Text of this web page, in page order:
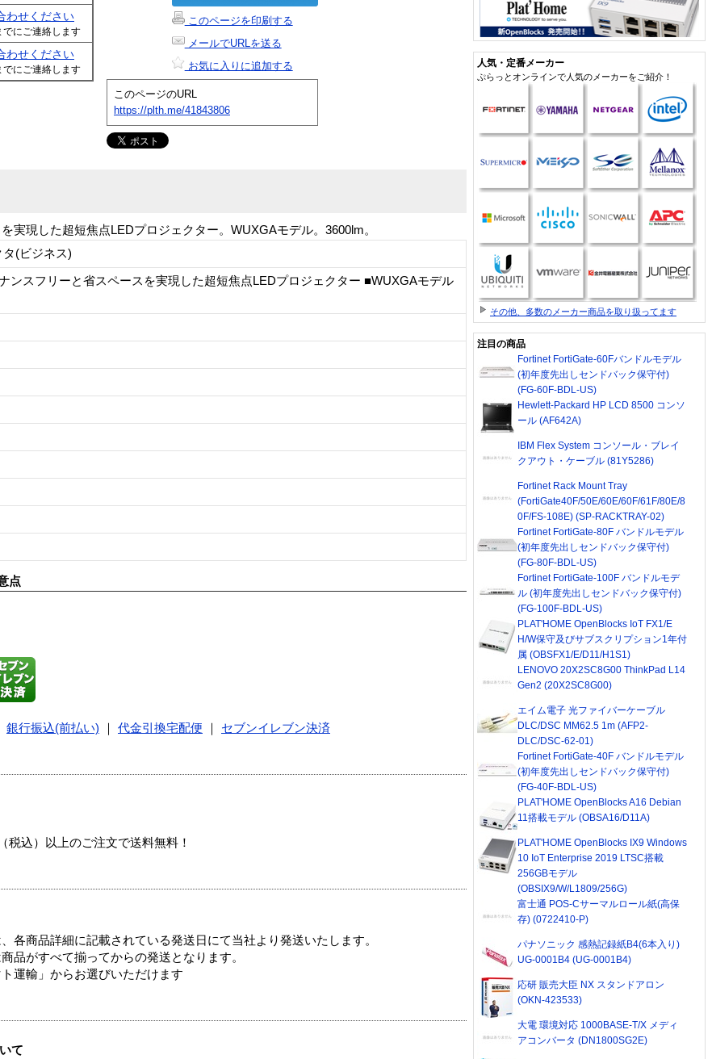
わせください
でにご連絡します
わせください
でにご連絡します
このページを印刷する
メールでURLを送る
お気に入りに追加する
このページのURL
https://plth.me/41843806
実現した超短焦点LEDプロジェクター。WUXGAモデル。3600lm。
(ビジネス)
ンスフリーと省スペースを実現した超短焦点LEDプロジェクター ■WUXGAモデル
点
銀行振込(前払い) 代金引換宅配便
セブンイレブン決済
込）以上のご注文で送料無料！
各商品詳細に記載されている発送日にて当社より発送いたします。
品がすべて揃ってからの発送となります。
運輸」からお選びいただけます
て
人気・定番メーカー
ぷらっとオンラインで人気のメーカーをご紹介！
その他、多数のメーカー商品を取り扱ってます
注目の商品
Fortinet FortiGate-60Fバンドルモデル
(初年度先出しセンドバック保守付)
(FG-60F-BDL-US)
Hewlett-Packard HP LCD 8500 コンソ
ール (AF642A)
IBM Flex System コンソール・ブレイ
クアウト・ケーブル (81Y5286)
Fortinet Rack Mount Tray
(FortiGate40F/50E/60E/60F/61F/80E/8
0F/FS-108E) (SP-RACKTRAY-02)
Fortinet FortiGate-80F バンドルモデル
(初年度先出しセンドバック保守付)
(FG-80F-BDL-US)
Fortinet FortiGate-100F バンドルモデ
ル (初年度先出しセンドバック保守付)
(FG-100F-BDL-US)
PLAT'HOME OpenBlocks IoT FX1/E
H/W保守及びサブスクリプション1年付
属 (OBSFX1/E/D11/H1S1)
LENOVO 20X2SC8G00 ThinkPad L14
Gen2 (20X2SC8G00)
エイム電子 光ファイバーケーブル
DLC/DSC MM62.5 1m (AFP2-
DLC/DSC-62-01)
Fortinet FortiGate-40F バンドルモデル
(初年度先出しセンドバック保守付)
(FG-40F-BDL-US)
PLAT'HOME OpenBlocks A16 Debian
11搭載モデル (OBSA16/D11A)
PLAT'HOME OpenBlocks IX9 Windows
10 IoT Enterprise 2019 LTSC搭載
256GBモデル
(OBSIX9/W/L1809/256G)
富士通 POS-Cサーマルロール紙(高保
存) (0722410-P)
パナソニック 感熱記録紙B4(6本入り)
UG-0001B4 (UG-0001B4)
応研 販売大臣 NX スタンドアロン
(OKN-423533)
大電 環境対応 1000BASE-T/X メディ
アコンバータ (DN1800SG2E)